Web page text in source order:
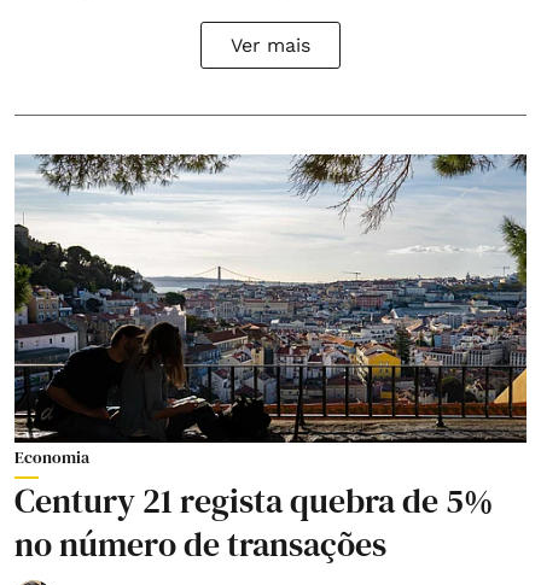
Ver mais
Economia
Century 21 regista quebra de 5%
no número de transações